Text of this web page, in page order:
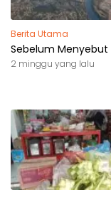
Berita Utama
Sebelum Menyebut
2 minggu yang lalu